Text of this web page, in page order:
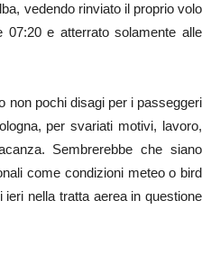
vedendo rinviato il proprio volo
07:20 e atterrato solamente alle
non pochi disagi per i passeggeri
per svariati motivi, lavoro,
Sembrerebbe che siano
come condizioni meteo o bird
nella tratta aerea in questione